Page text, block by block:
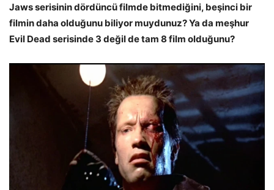
Jaws serisinin dördüncü filmde bitmediğini, beşinci bir
filmin daha olduğunu biliyor muydunuz? Ya da meşhur
Evil Dead serisinde 3 değil de tam 8 film olduğunu?